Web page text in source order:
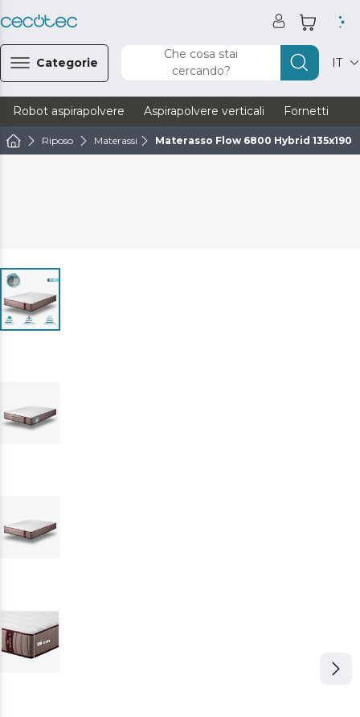
Categorie
Che cosa stai
cercando?
IT
Robot aspirapolvere Aspirapolvere verticali Fornetti
Riposo Materassi Materasso Flow 6800 Hybrid 135x190